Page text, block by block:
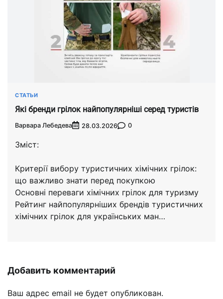
СТАТЬИ
Які бренди грілок найпопулярніші серед туристів
Варвара Лебедева 28.03.2026 0
Зміст:
Критерії вибору туристичних хімічних грілок:
що важливо знати перед покупкою
Основні переваги хімічних грілок для туризму
Рейтинг найпопулярніших брендів туристичних
хімічних грілок для українських ман…
Добавить комментарий
Ваш адрес email не будет опубликован.